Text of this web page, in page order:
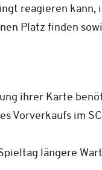
reagieren
Platz finden
ihrer Karte
Vorverkaufs im
längere